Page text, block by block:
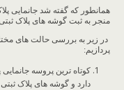
همانطور که گفته شد جانمایی
منجر به ثبت گوشه های پلاک
در زیر به بررسی حالت های
پردازیم:
کوتاه ترین پروسه
دارد و گوشه های پلاک